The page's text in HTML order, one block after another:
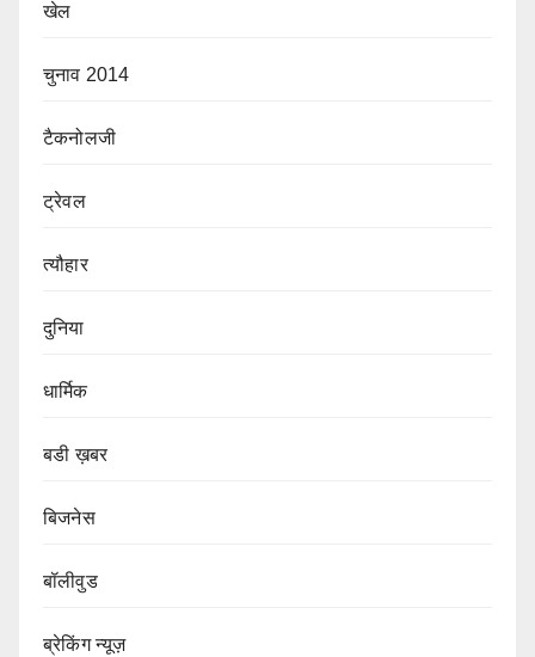
खेल
चुनाव 2014
टैकनोलजी
ट्रेवल
त्यौहार
दुनिया
धार्मिक
बडी ख़बर
बिजनेस
बॉलीवुड
ब्रेकिंग न्यूज़